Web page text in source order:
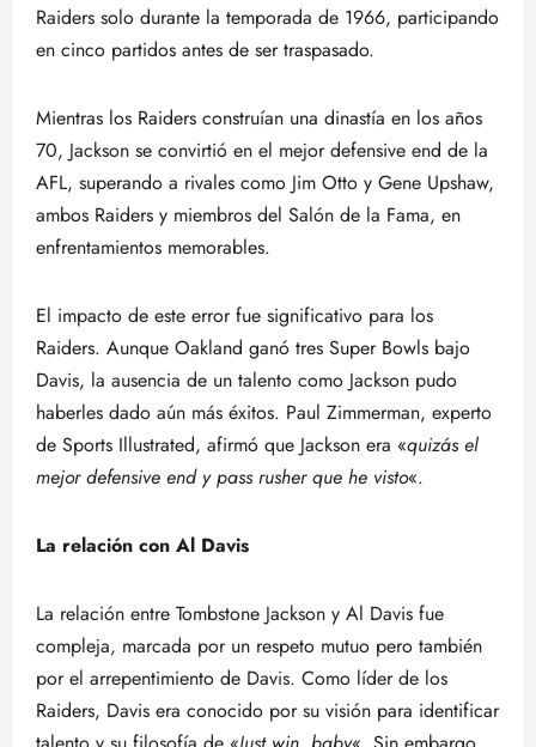
Raiders solo durante la temporada de 1966, participando
en cinco partidos antes de ser traspasado.
Mientras los Raiders construían una dinastía en los años
70, Jackson se convirtió en el mejor defensive end de la
AFL, superando a rivales como Jim Otto y Gene Upshaw,
ambos Raiders y miembros del Salón de la Fama, en
enfrentamientos memorables.
El impacto de este error fue significativo para los
Raiders. Aunque Oakland ganó tres Super Bowls bajo
Davis, la ausencia de un talento como Jackson pudo
haberles dado aún más éxitos. Paul Zimmerman, experto
de Sports Illustrated, afirmó que Jackson era «quizás el
mejor defensive end y pass rusher que he visto«.
La relación con Al Davis
La relación entre Tombstone Jackson y Al Davis fue
compleja, marcada por un respeto mutuo pero también
por el arrepentimiento de Davis. Como líder de los
Raiders, Davis era conocido por su visión para identificar